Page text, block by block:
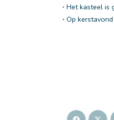
Het kasteel is
Op